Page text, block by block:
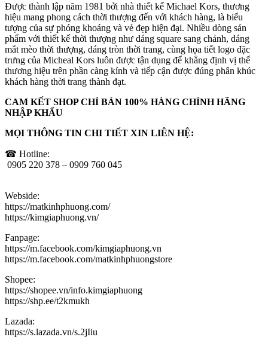
Được thành lập năm 1981 bởi nhà thiết kế Michael Kors, thương
hiệu mang phong cách thời thượng đến với khách hàng, là biểu
tượng của sự phóng khoáng và vẻ đẹp hiện đại. Nhiều dòng sản
phẩm với thiết kế thời thượng như dáng square sang chảnh, dáng
mắt mèo thời thượng, dáng tròn thời trang, cùng họa tiết logo đặc
trưng của Micheal Kors luôn được tận dụng để khẳng định vị thế
thương hiệu trên phần càng kính và tiếp cận được đúng phân khúc
khách hàng thời trang thành đạt.
CAM KẾT SHOP CHỈ BÁN 100% HÀNG CHÍNH HÃNG
NHẬP KHẨU
MỌI THÔNG TIN CHI TIẾT XIN LIÊN HỆ:
☎ Hotline:
0905 220 378 – 0909 760 045
Webside:
https://matkinhphuong.com/
https://kimgiaphuong.vn/
Fanpage:
https://m.facebook.com/kimgiaphuong.vn
https://m.facebook.com/matkinhphuongstore
Shopee:
https://shopee.vn/info.kimgiaphuong
https://shp.ee/t2kmukh
Lazada:
https://s.lazada.vn/s.2jIiu